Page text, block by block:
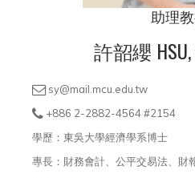
助理
許韶纓 HSU,
sy@mail.mcu.edu.tw
+886 2-2882-4564 #2154
學歷：東吳大學經濟學系博士
專長：財務會計、公平交易法、財